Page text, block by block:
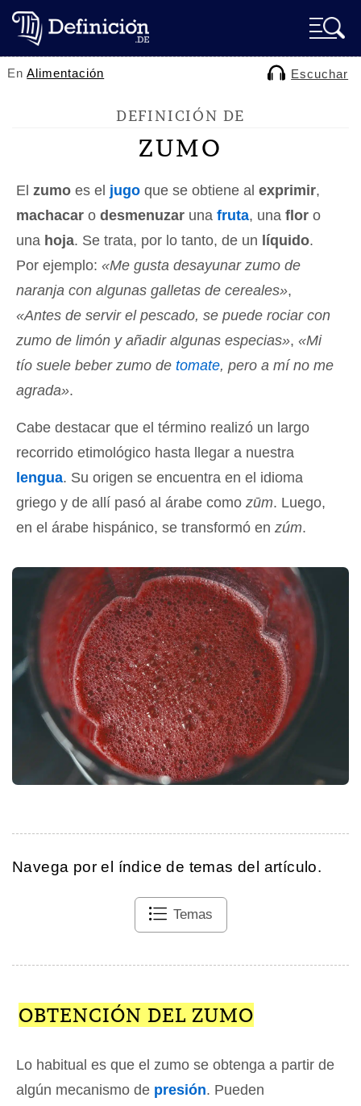
EnAlimentación Escuchar
DEFINICIÓN DE
ZUMO
El zumo es el jugo que se obtiene al exprimir,
machacar o desmenuzar una fruta, una flor o
una hoja. Se trata, por lo tanto, de un líquido.
Por ejemplo: «Me gusta desayunar zumo de
naranja con algunas galletas de cereales»,
«Antes de servir el pescado, se puede rociar con
zumo de limón y añadir algunas especias», «Mi
tío suele beber zumo de tomate, pero a mí no me
agrada».
Cabe destacar que el término realizó un largo
recorrido etimológico hasta llegar a nuestra
lengua. Su origen se encuentra en el idioma
griego y de allí pasó al árabe como zūm. Luego,
en el árabe hispánico, se transformó en zúm.
Navega por el índice de temas del artículo.
Temas
OBTENCIÓN DEL ZUMO
Lo habitual es que el zumo se obtenga a partir de
algún mecanismo de presión. Pueden